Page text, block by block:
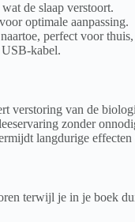
de slaap verstoort.
optimale aanpassing.
perfect voor
kabel.
verstoring van de
zonder
langdurige
terwijl je in je boek